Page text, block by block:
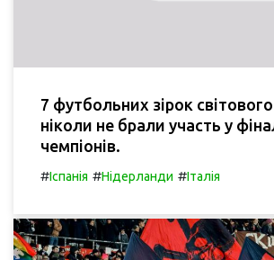
7 футбольних зірок світового
ніколи не брали участь у
чемпіонів.
#Іспанія #Нідерланди #Італія